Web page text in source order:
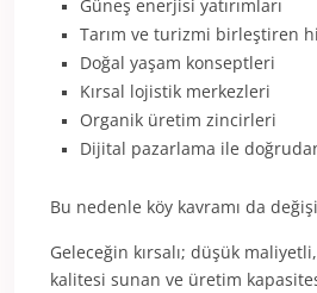
Güneş enerjisi yatırımları
Tarım ve turizmi birleştiren
Doğal yaşam konseptleri
Kırsal lojistik merkezleri
Organik üretim zincirleri
Dijital pazarlama ile
Bu nedenle köy kavramı da
Geleceğin kırsalı; düşük
kalitesi sunan ve üretim